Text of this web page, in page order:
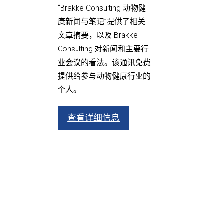
“Brakke Consulting 动物健
康新闻与笔记”提供了相关
文章摘要，以及 Brakke
Consulting 对新闻和主要行
业会议的看法。该通讯免费
提供给参与动物健康行业的
个人。
查看详细信息